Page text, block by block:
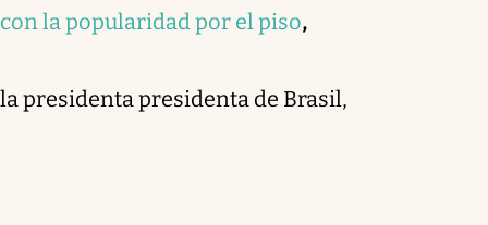
con la popularidad por el piso,
la presidenta presidenta de Brasil,